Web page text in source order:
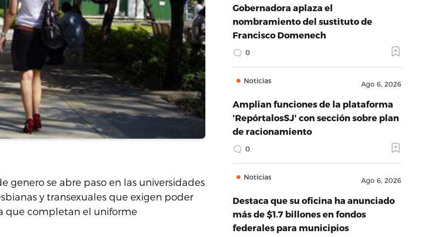
genero se abre paso en las universidades
y transexuales que exigen poder
que completan el uniforme
Gobernadora aplaza el
nombramiento del sustituto de
Francisco Domenech
0
Noticias Ago 6, 2026
Amplian funciones de la plataforma
'RepórtalosSJ' con sección sobre plan
de racionamiento
0
Noticias Ago 6, 2026
Destaca que su oficina ha anunciado
más de $1.7 billones en fondos
federales para municipios